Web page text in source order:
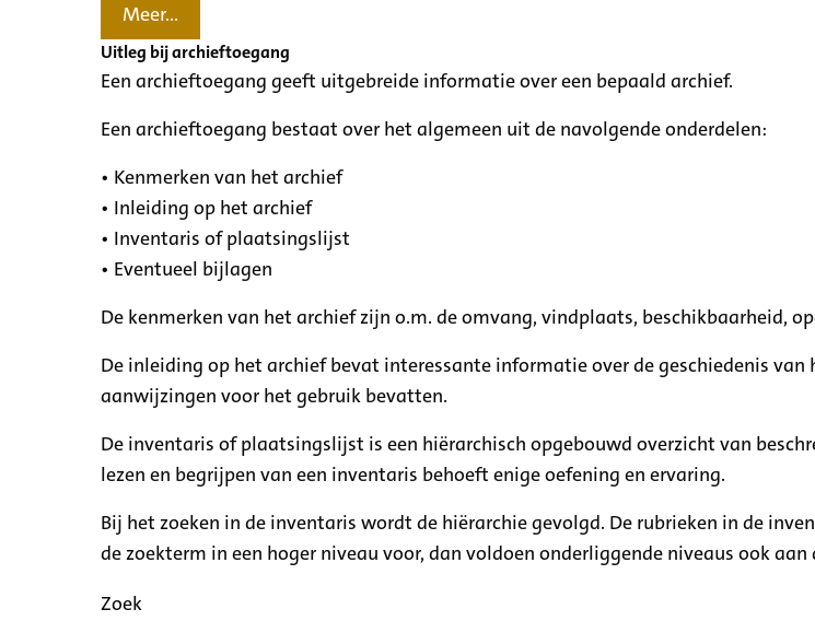
Meer...
Uitleg bij archieftoegang
Een archieftoegang geeft uitgebreide informatie over een bepaald archief.
Een archieftoegang bestaat over het algemeen uit de navolgende onderdelen:
• Kenmerken van het archief
• Inleiding op het archief
• Inventaris of plaatsingslijst
• Eventueel bijlagen
De kenmerken van het archief zijn o.m. de omvang, vindplaats, beschikbaarheid,
De inleiding op het archief bevat interessante informatie over de geschiedenis
aanwijzingen voor het gebruik bevatten.
De inventaris of plaatsingslijst is een hiërarchisch opgebouwd overzicht van
lezen en begrijpen van een inventaris behoeft enige oefening en ervaring.
Bij het zoeken in de inventaris wordt de hiërarchie gevolgd. De rubrieken in de
de zoekterm in een hoger niveau voor, dan voldoen onderliggende niveaus ook aan
Zoek